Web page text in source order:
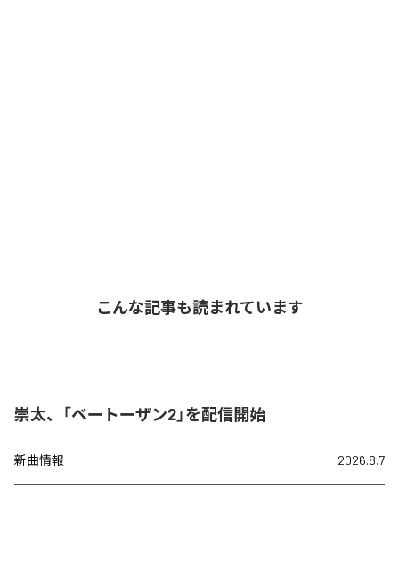
こんな記事も読まれています
崇太、「ベートーザン2」を配信開始
新曲情報 2026.8.7